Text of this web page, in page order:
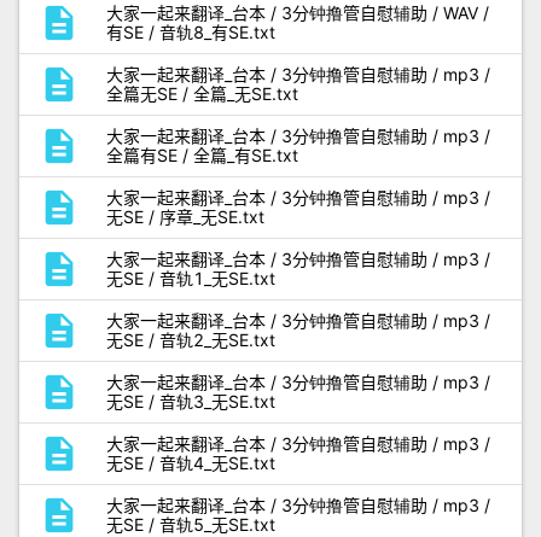
description
大家一起来翻译_台本 / 3分钟撸管自慰辅助 / WAV /
有SE / 音轨8_有SE.txt
description
大家一起来翻译_台本 / 3分钟撸管自慰辅助 / mp3 /
全篇无SE / 全篇_无SE.txt
description
大家一起来翻译_台本 / 3分钟撸管自慰辅助 / mp3 /
全篇有SE / 全篇_有SE.txt
description
大家一起来翻译_台本 / 3分钟撸管自慰辅助 / mp3 /
无SE / 序章_无SE.txt
description
大家一起来翻译_台本 / 3分钟撸管自慰辅助 / mp3 /
无SE / 音轨1_无SE.txt
description
大家一起来翻译_台本 / 3分钟撸管自慰辅助 / mp3 /
无SE / 音轨2_无SE.txt
description
大家一起来翻译_台本 / 3分钟撸管自慰辅助 / mp3 /
无SE / 音轨3_无SE.txt
description
大家一起来翻译_台本 / 3分钟撸管自慰辅助 / mp3 /
无SE / 音轨4_无SE.txt
description
大家一起来翻译_台本 / 3分钟撸管自慰辅助 / mp3 /
无SE / 音轨5_无SE.txt